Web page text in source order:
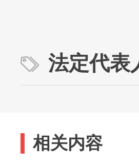
法定代表
相关内容